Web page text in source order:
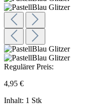
Regulärer Preis:
4,95 €
Inhalt: 1 Stk